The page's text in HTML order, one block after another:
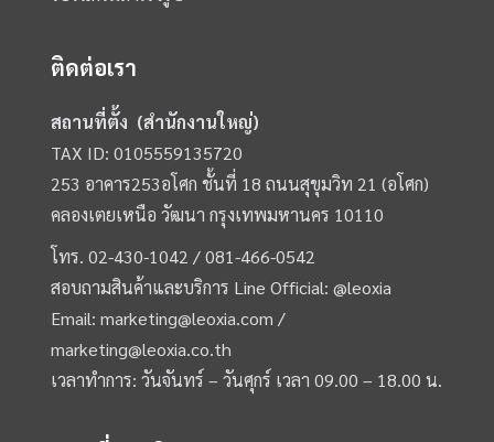
ติดต่อเรา
สถานที่ตั้ง (สำนักงานใหญ่)
TAX ID: 0105559135720
253 อาคาร253อโศก ชั้นที่ 18 ถนนสุขุมวิท 21 (อโศก)
คลองเตยเหนือ วัฒนา กรุงเทพมหานคร 10110
โทร.02-430-1042 /081-466-0542
สอบถามสินค้าและบริการ Line Official:@leoxia
Email:marketing@leoxia.com /
marketing@leoxia.co.th
เวลาทำการ: วันจันทร์ – วันศุกร์ เวลา 09.00 – 18.00 น.